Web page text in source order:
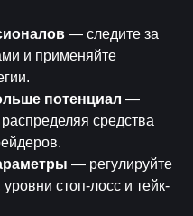
— следите за
и применяйте
потенциал —
средства
— регулируйте
стоп-лосс и тейк-